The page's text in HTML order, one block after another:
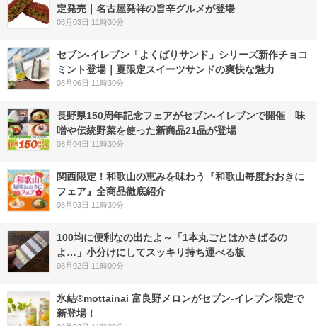
定発売｜名古屋発祥の旨辛グルメが登場
08月03日 11時30分
セブン‐イレブン「よくばりサンド」シリーズ新作チョコ
ミント登場｜夏限定スイーツサンドの爽快な魅力
08月06日 11時30分
長野県150周年記念フェアがセブン-イレブンで開催 味
噌や伝統野菜を使った新商品21品が登場
08月04日 11時30分
関西限定！和歌山の恵みを味わう『和歌山毎度おおきに
フェア』全商品徹底紹介
08月03日 11時30分
100均に便利なの出たよ～「1本丸ごとはかさばるの
よ…」小分けにしてスッキリ持ち運べる板
08月02日 11時00分
氷結®mottainai 富良野メロンがセブン‐イレブン限定で
新登場！